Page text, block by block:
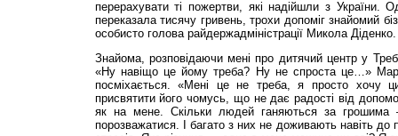
перерахувати ті пожертви, які надійшли з України.
переказала тисячу гривень, трохи допоміг знайомий
особисто голова райдержадміністрації Микола Діденко.
Знайома, розповідаючи мені про дитячий центр у
«Ну навіщо це йому треба? Ну не спроста це…»
посміхається. «Мені це не треба, я просто хочу
присвятити його чомусь, що не дає радості від
як на мене. Скільки людей ганяються за грошима
порозважатися. І багато з них не доживають навіть до